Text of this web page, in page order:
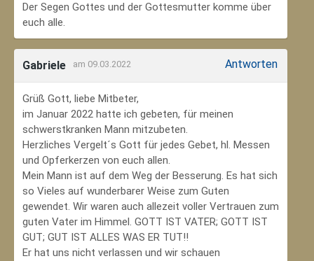
Der Segen Gottes und der Gottesmutter komme über
euch alle.
Gabriele am 09.03.2022 Antworten
Grüß Gott, liebe Mitbeter,
im Januar 2022 hatte ich gebeten, für meinen
schwerstkranken Mann mitzubeten.
Herzliches Vergelt´s Gott für jedes Gebet, hl. Messen
und Opferkerzen von euch allen.
Mein Mann ist auf dem Weg der Besserung. Es hat sich
so Vieles auf wunderbarer Weise zum Guten
gewendet. Wir waren auch allezeit voller Vertrauen zum
guten Vater im Himmel. GOTT IST VATER; GOTT IST
GUT; GUT IST ALLES WAS ER TUT!!
Er hat uns nicht verlassen und wir schauen